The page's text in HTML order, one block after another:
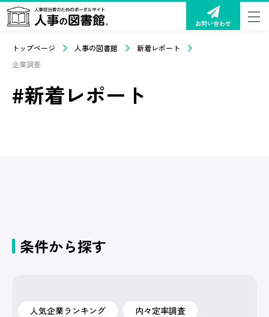
お問い合わせ
トップページ 人事の図書館
新着レポート
企業調査
#新着レポート
条件から探す
人気企業ランキング
内々定率調査